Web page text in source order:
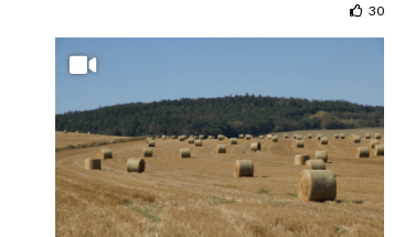
30